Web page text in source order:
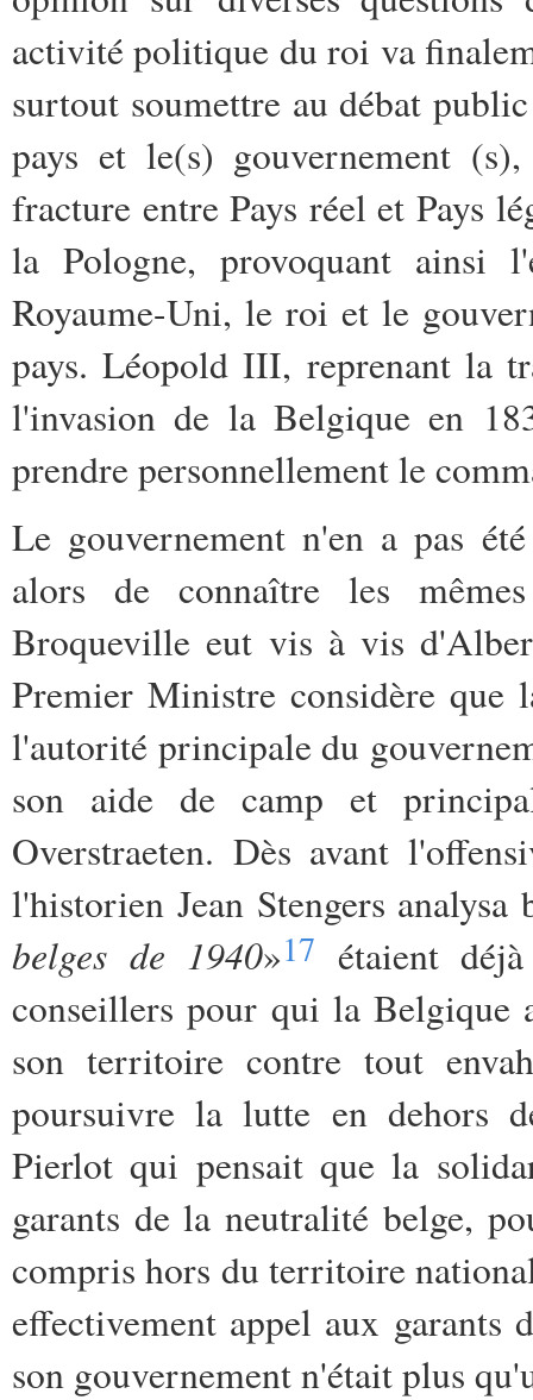
activité politique du roi va
surtout soumettre au débat
pays et le(s) gouvernement
fracture entre Pays réel et Pays
la Pologne, provoquant ainsi
Royaume-Uni, le roi et le
pays. Léopold III, reprenant la
l'invasion de la Belgique en
prendre personnellement le
Le gouvernement n'en a pas
alors de connaître les
Broqueville eut vis à vis
Premier Ministre considère que
l'autorité principale du
son aide de camp et
Overstraeten. Dès avant
l'historien Jean Stengers
belges de 1940»17 étaient
conseillers pour qui la Belgique
son territoire contre tout
poursuivre la lutte en dehors
Pierlot qui pensait que la
garants de la neutralité belge,
compris hors du territoire
effectivement appel aux
son gouvernement n'était plus